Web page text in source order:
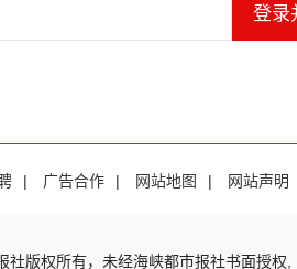
登录
| 广告合作 | 网站地图 | 网站声明
社版权所有，未经海峡都市报社书面授权,